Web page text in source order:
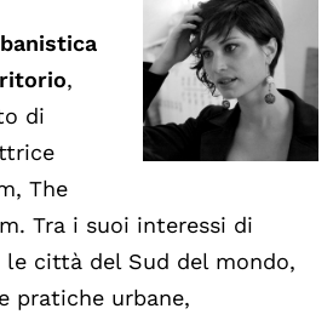
,
di
The
Tra i suoi interessi di
le città del Sud del mondo,
pratiche urbane,